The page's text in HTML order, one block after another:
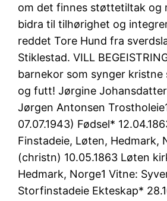
om det finnes støttetiltak og
bidra til tilhørighet og
reddet Tore Hund fra
Stiklestad. VILL
barnekor som synger kristne
og futt! Jørgine
Jørgen Antonsen
07.07.1943) Fødsel*
Finstadeie, Løten, Hedmark,
(christn) 10.05.1863 Løten
Hedmark, Norge1 Vitne:
Storfinstadeie Ekteskap*